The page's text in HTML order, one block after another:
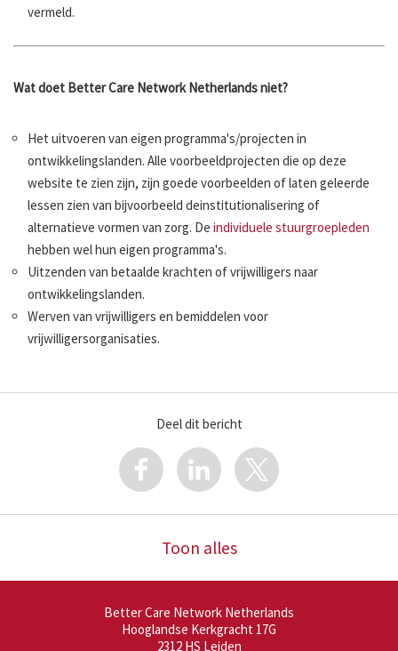
vermeld.
Wat doet Better Care Network Netherlands niet?
Het uitvoeren van eigen programma's/projecten in
ontwikkelingslanden. Alle voorbeeldprojecten die op deze
website te zien zijn, zijn goede voorbeelden of laten geleerde
lessen zien van bijvoorbeeld deinstitutionalisering of
alternatieve vormen van zorg. De individuele stuurgroepleden
hebben wel hun eigen programma's.
Uitzenden van betaalde krachten of vrijwilligers naar
ontwikkelingslanden.
Werven van vrijwilligers en bemiddelen voor
vrijwilligersorganisaties.
Deel dit bericht
Toon alles
Better Care Network Netherlands
Hooglandse Kerkgracht 17G
2312 HS Leiden